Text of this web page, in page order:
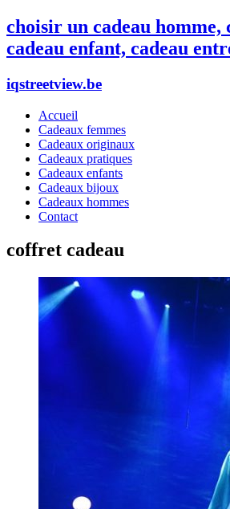
choisir un cadeau homme,
cadeau enfant, cadeau
iqstreetview.be
Accueil
Cadeaux femmes
Cadeaux originaux
Cadeaux pratiques
Cadeaux enfants
Cadeaux bijoux
Cadeaux hommes
Contact
coffret cadeau